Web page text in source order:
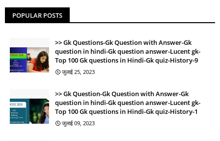
POPULAR POSTS
Gk Questions-Gk Question with Answer-Gk
question in hindi-Gk question answer-Lucent gk-
Top 100 Gk questions in Hindi-Gk quiz-History-9
जुलाई 25, 2023
Gk Question-Gk Question with Answer-Gk
question in hindi-Gk question answer-Lucent gk-
Top 100 Gk questions in Hindi-Gk quiz-History-1
जुलाई 09, 2023